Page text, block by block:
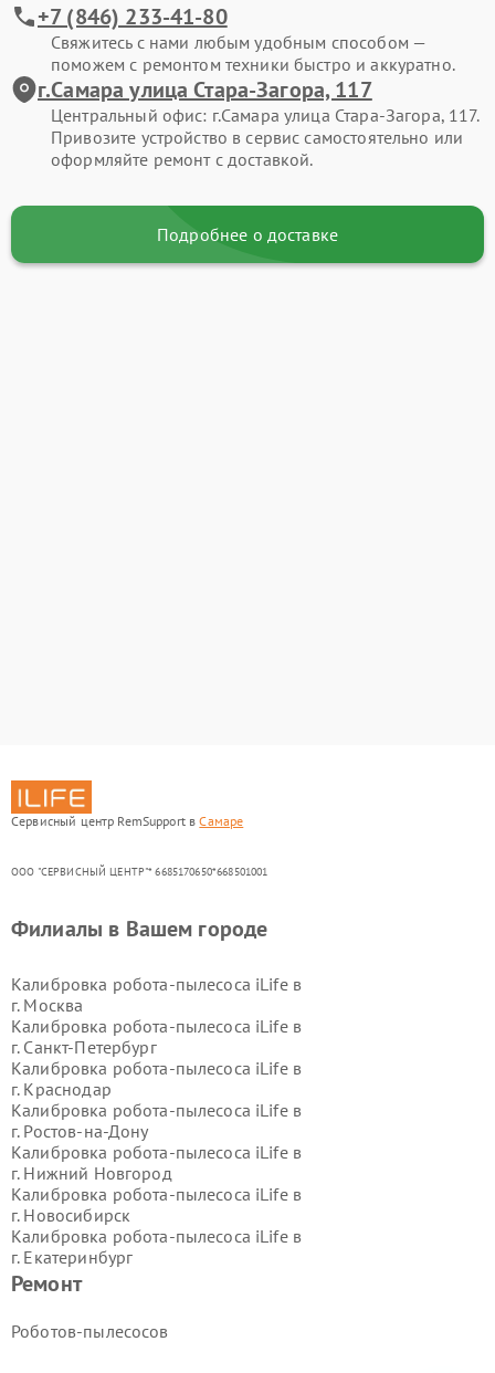
+7 (846) 233-41-80
Свяжитесь с нами любым удобным способом —
поможем с ремонтом техники быстро и аккуратно.
г.Самара улица Стара-Загора, 117
Центральный офис: г.Самара улица Стара-Загора, 117.
Привозите устройство в сервис самостоятельно или
оформляйте ремонт с доставкой.
Подробнее о доставке
Сервисный центр RemSupport вСамаре
ООО "СЕРВИСНЫЙ ЦЕНТР"* 6685170650*668501001
Ремонт
Роботов-пылесосов
Филиалы в Вашем городе
Калибровка робота-пылесоса iLife в
г. Москва
Калибровка робота-пылесоса iLife в
г. Санкт-Петербург
Калибровка робота-пылесоса iLife в
г. Краснодар
Калибровка робота-пылесоса iLife в
г. Ростов-на-Дону
Калибровка робота-пылесоса iLife в
г. Нижний Новгород
Калибровка робота-пылесоса iLife в
г. Новосибирск
Калибровка робота-пылесоса iLife в
г. Екатеринбург
Калибровка робота-пылесоса iLife в
г. Казань
Калибровка робота-пылесоса iLife в
г.Воронеж